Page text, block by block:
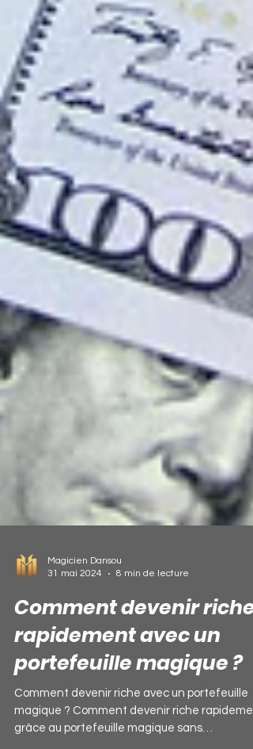
Magicien Dansou
31 mai 2024
8 min de lecture
Comment devenir riche
rapidement avec un
portefeuille magique ?